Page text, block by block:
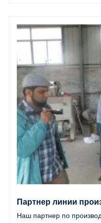
Партнер линии
питания для